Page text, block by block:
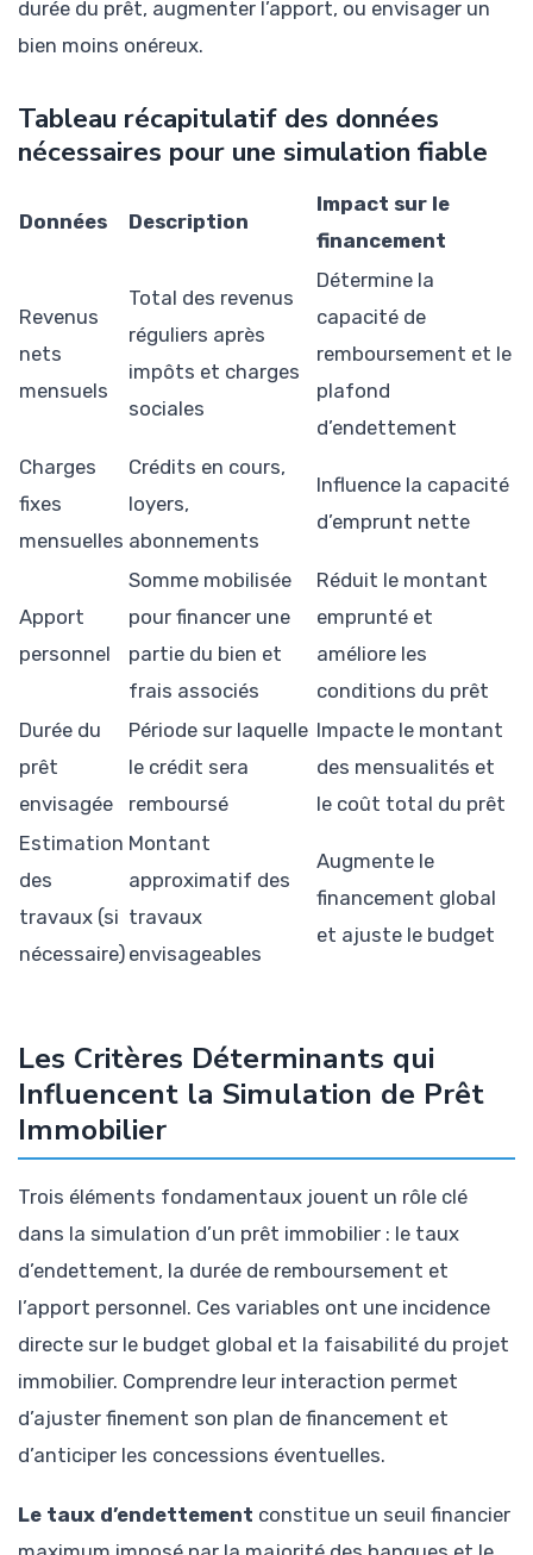
durée du prêt, augmenter l’apport, ou envisager un
bien moins onéreux.
Tableau récapitulatif des données
nécessaires pour une simulation fiable
Données Description
Impact sur le
financement
Revenus
nets
mensuels
Total des revenus
réguliers après
impôts et charges
sociales
Détermine la
capacité de
remboursement et le
plafond
d’endettement
Charges
fixes
mensuelles
Crédits en cours,
loyers,
abonnements
Influence la capacité
d’emprunt nette
Apport
personnel
Somme mobilisée
pour financer une
partie du bien et
frais associés
Réduit le montant
emprunté et
améliore les
conditions du prêt
Durée du
prêt
envisagée
Période sur laquelle
le crédit sera
remboursé
Impacte le montant
des mensualités et
le coût total du prêt
Estimation
des
travaux (si
nécessaire)
Montant
approximatif des
travaux
envisageables
Augmente le
financement global
et ajuste le budget
Les Critères Déterminants qui
Influencent la Simulation de Prêt
Immobilier
Trois éléments fondamentaux jouent un rôle clé
dans la simulation d’un prêt immobilier : le taux
d’endettement, la durée de remboursement et
l’apport personnel. Ces variables ont une incidence
directe sur le budget global et la faisabilité du projet
immobilier. Comprendre leur interaction permet
d’ajuster finement son plan de financement et
d’anticiper les concessions éventuelles.
Le taux d’endettement constitue un seuil financier